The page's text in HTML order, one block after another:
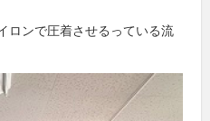
で圧着させるっている流